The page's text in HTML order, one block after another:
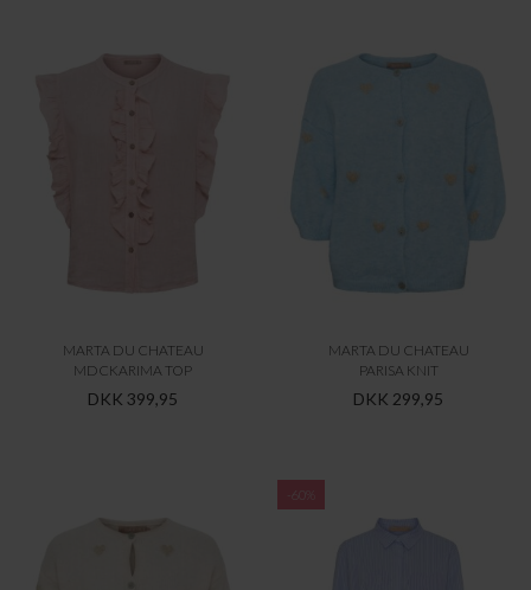
MARTA DU CHATEAU
MDCKARIMA TOP
DKK 399,95
MARTA DU CHATEAU
PARISA KNIT
DKK 299,95
-60%